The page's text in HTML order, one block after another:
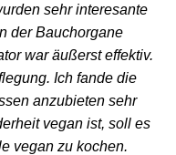
sehr interesante
der Bauchorgane
war äußerst effektiv.
Ich fande die
anzubieten sehr
vegan ist, soll es
vegan zu kochen.